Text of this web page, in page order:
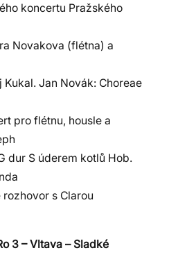
koncertu Pražského
Novakova (flétna) a
Jan Novák: Choreae
pro flétnu, housle a
dur S úderem kotlů Hob.
s Clarou
3 – Vltava – Sladké